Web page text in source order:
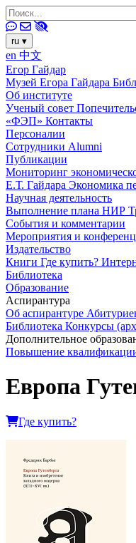
ru ▾
en 中文
Егор Гайдар
Музей Егора Гайдара
Об институте
Ученый совет
«ФЭП» Контакты
Персоналии
Сотрудники Alumni
Публикации
Мониторинг
Е.Т. Гайдара Экономика
Научная деятельность
Выполнение плана НИР
События и комментарии
Мероприятия и
Издательство
Книги Где купить?
Библиотека
Образование
Аспирантура
Об аспирантуре
Библиотека Конкурсы
Дополнительное
Повышение
Европа
Где купить?